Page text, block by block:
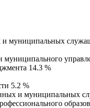
и муниципальных
муниципального
14.3 %
5.2 %
и